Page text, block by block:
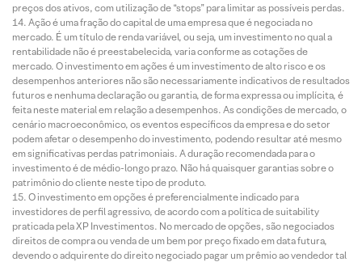
preços dos ativos, com utilização de “stops” para limitar as possíveis perdas.
Ação é uma fração do capital de uma empresa que é negociada no
mercado. É um título de renda variável, ou seja, um investimento no qual a
rentabilidade não é preestabelecida, varia conforme as cotações de
mercado. O investimento em ações é um investimento de alto risco e os
desempenhos anteriores não são necessariamente indicativos de resultados
futuros e nenhuma declaração ou garantia, de forma expressa ou implícita, é
feita neste material em relação a desempenhos. As condições de mercado, o
cenário macroeconômico, os eventos específicos da empresa e do setor
podem afetar o desempenho do investimento, podendo resultar até mesmo
em significativas perdas patrimoniais. A duração recomendada para o
investimento é de médio-longo prazo. Não há quaisquer garantias sobre o
patrimônio do cliente neste tipo de produto.
O investimento em opções é preferencialmente indicado para
investidores de perfil agressivo, de acordo com a política de suitability
praticada pela XP Investimentos. No mercado de opções, são negociados
direitos de compra ou venda de um bem por preço fixado em data futura,
devendo o adquirente do direito negociado pagar um prêmio ao vendedor tal